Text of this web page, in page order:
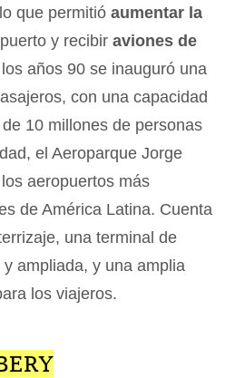
que permitió aumentar la
y recibir aviones de
años 90 se inauguró una
con una capacidad
10 millones de personas
el Aeroparque Jorge
aeropuertos más
de América Latina. Cuenta
una terminal de
ampliada, y una amplia
los viajeros.